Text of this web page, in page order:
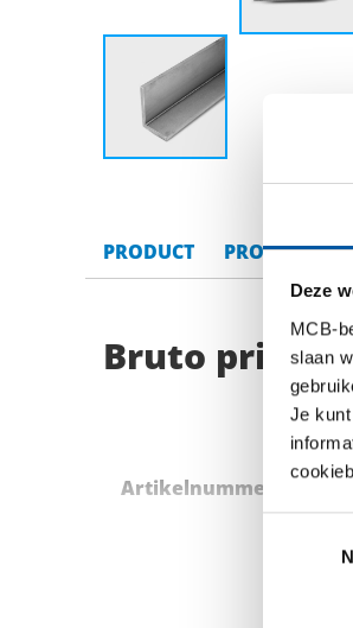
Deze
MCB-
slaan
Je
PRODUCT PRODUCT
Bruto
Artikelnummer